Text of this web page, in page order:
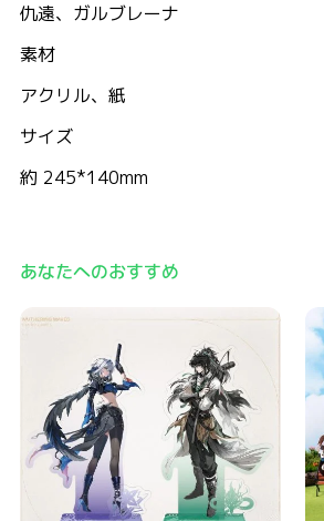
仇遠、ガルブレーナ
素材
アクリル、紙
サイズ
約 245*140mm
あなたへのおすすめ